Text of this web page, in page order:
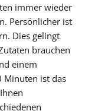
immer wieder
Persönlicher ist
Dies gelingt
brauchen
einem
Minuten ist das